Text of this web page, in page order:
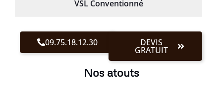
VSL Conventionné
09.75.18.12.30 DEVIS
GRATUIT
Nos atouts